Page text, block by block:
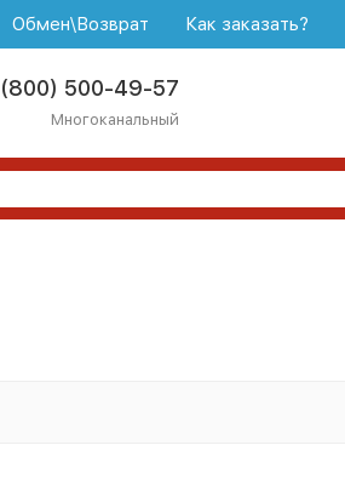
Обмен\Возврат Как заказать?
500-49-57
Многоканальный